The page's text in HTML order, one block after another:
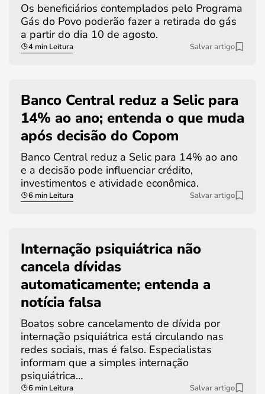
Os beneficiários contemplados pelo Programa
Gás do Povo poderão fazer a retirada do gás
a partir do dia 10 de agosto.
4 min Leitura Salvar artigo
Banco Central reduz a Selic para
14% ao ano; entenda o que muda
após decisão do Copom
Banco Central reduz a Selic para 14% ao ano
e a decisão pode influenciar crédito,
investimentos e atividade econômica.
6 min Leitura Salvar artigo
Internação psiquiátrica não
cancela dívidas
automaticamente; entenda a
notícia falsa
Boatos sobre cancelamento de dívida por
internação psiquiátrica está circulando nas
redes sociais, mas é falso. Especialistas
informam que a simples internação
psiquiátrica…
6 min Leitura Salvar artigo